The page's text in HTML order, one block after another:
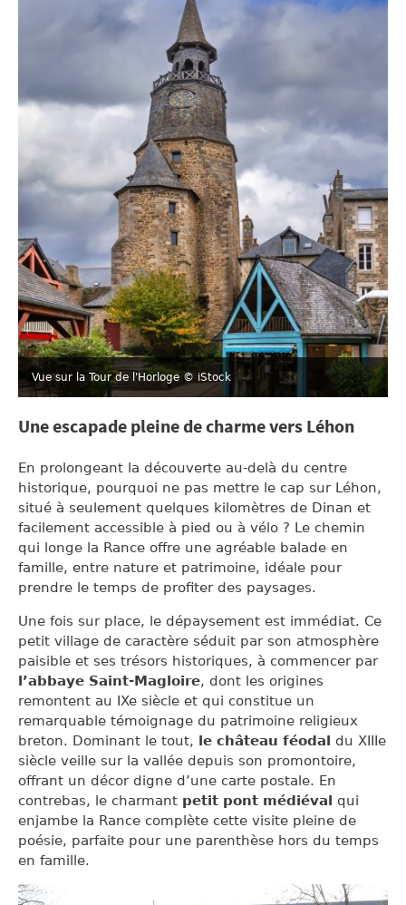
Vue sur la Tour de l'Horloge © iStock
Une escapade pleine de charme vers Léhon
En prolongeant la découverte au-delà du centre
historique, pourquoi ne pas mettre le cap sur Léhon,
situé à seulement quelques kilomètres de Dinan et
facilement accessible à pied ou à vélo ? Le chemin
qui longe la Rance offre une agréable balade en
famille, entre nature et patrimoine, idéale pour
prendre le temps de profiter des paysages.
Une fois sur place, le dépaysement est immédiat. Ce
petit village de caractère séduit par son atmosphère
paisible et ses trésors historiques, à commencer par
l’abbaye Saint-Magloire, dont les origines
remontent au IXe siècle et qui constitue un
remarquable témoignage du patrimoine religieux
breton. Dominant le tout, le château féodal du XIIIe
siècle veille sur la vallée depuis son promontoire,
offrant un décor digne d’une carte postale. En
contrebas, le charmant petit pont médiéval qui
enjambe la Rance complète cette visite pleine de
poésie, parfaite pour une parenthèse hors du temps
en famille.